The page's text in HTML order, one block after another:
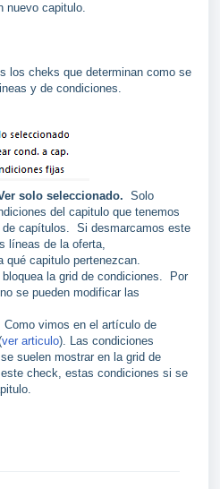
nuevo capitulo.
los cheks que determinan como se
y de condiciones.
solo seleccionado. Solo
del capitulo que tenemos
de capítulos. Si desmarcamos este
líneas de la oferta,
qué capitulo pertenezcan.
bloquea la grid de condiciones. Por
se pueden modificar las
vimos en el artículo de
ver articulo). Las condiciones
suelen mostrar en la grid de
check, estas condiciones si se